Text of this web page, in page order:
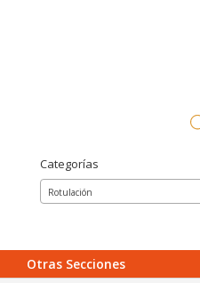
Categorías
Rotulación
Otras Secciones